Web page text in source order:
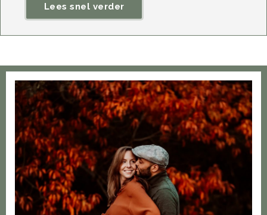
Lees snel verder